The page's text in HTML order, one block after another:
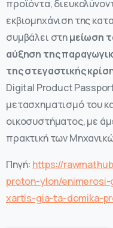
προϊόντα,
εκβιομηχάνιση της
συμβάλει στημείωση
αύξηση της
της στεγαστικής
Digital Product
μετασχηματισμό του
οικοσυστήματος, με
πρακτική των
Πηγή: https://
proton-ylon/
xartis-gia-ta-domika-